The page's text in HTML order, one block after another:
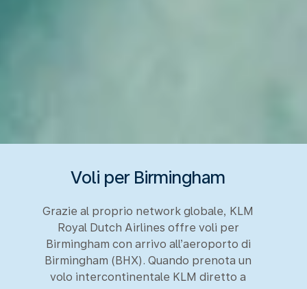
Voli per Birmingham
Grazie al proprio network globale, KLM
Royal Dutch Airlines offre voli per
Birmingham con arrivo all’aeroporto di
Birmingham (BHX). Quando prenota un
volo intercontinentale KLM diretto a